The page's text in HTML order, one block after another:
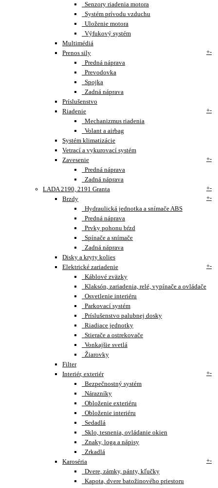
Senzory riadenia motora
Systém prívodu vzduchu
Uloženie motora
Výfukový systém
Multimédiá
Prenos sily
+-
Predná náprava
Prevodovka
Spojka
Zadná náprava
Príslušenstvo
Riadenie
+-
Mechanizmus riadenia
Volant a airbag
Systém klimatizácie
Vetrací a vykurovací systém
Zavesenie
+-
Predná náprava
Zadná náprava
LADA 2190, 2191 Granta
+-
Brzdy
+-
Hydraulická jednotka a snímače ABS
Predná náprava
Prvky pohonu bŕzd
Spínače a snímače
Zadná náprava
Disky a kryty kolies
Elektrické zariadenie
+-
Káblové zväzky
Klaksón, zariadenia, relé, vypínače a ovládače
Osvetlenie interiéru
Parkovací systém
Príslušenstvo palubnej dosky
Riadiace jednotky
Stierače a ostrekovače
Vonkajšie svetlá
Žiarovky
Filter
Interiér, exteriér
+-
Bezpečnostný systém
Nárazníky
Obloženie exteriéru
Obloženie interiéru
Sedadlá
Sklo, tesnenia, ovládanie okien
Znaky, loga a nápisy
Zrkadlá
Karoséria
+-
Dvere, zámky, pánty, kľučky
Kapota, dvere batožinového priestoru